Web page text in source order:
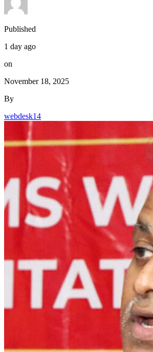
Published
1 day ago
on
November 18, 2025
By
webdesk14